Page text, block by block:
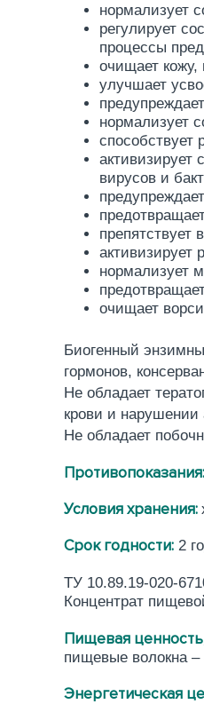
нормализует
регулирует
процессы
очищает кожу,
улучшает
нормализует
способствует
активизирует
вирусов и
активизирует
нормализует
очищает
Биогенный
гормонов,
Не обладает
крови и нарушении
Не обладает
Противопоказания:
Условия хранения:
Срок годности: 2
ТУ 10.89.19-020-
Концентрат
Пищевая ценность,
пищевые волокна –
Энергетическая